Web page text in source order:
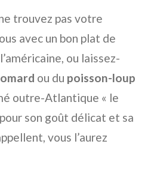
trouvez pas votre
avec un bon plat de
ou laissez-
ou du poisson-loup
outre-Atlantique « le
son goût délicat et sa
vous l’aurez